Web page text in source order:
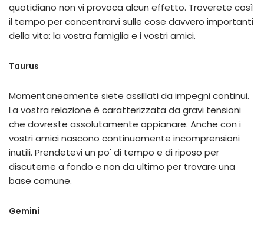
quotidiano non vi provoca alcun effetto. Troverete così
il tempo per concentrarvi sulle cose davvero importanti
della vita: la vostra famiglia e i vostri amici.
Taurus
Momentaneamente siete assillati da impegni continui.
La vostra relazione è caratterizzata da gravi tensioni
che dovreste assolutamente appianare. Anche con i
vostri amici nascono continuamente incomprensioni
inutili. Prendetevi un po' di tempo e di riposo per
discuterne a fondo e non da ultimo per trovare una
base comune.
Gemini